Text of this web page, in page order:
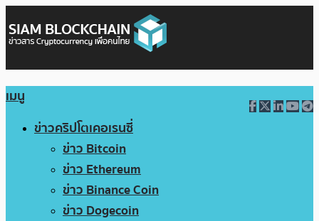
เมนู
ข่าวคริปโตเคอเรนซี่
ข่าว Bitcoin
ข่าว Ethereum
ข่าว Binance Coin
ข่าว Dogecoin